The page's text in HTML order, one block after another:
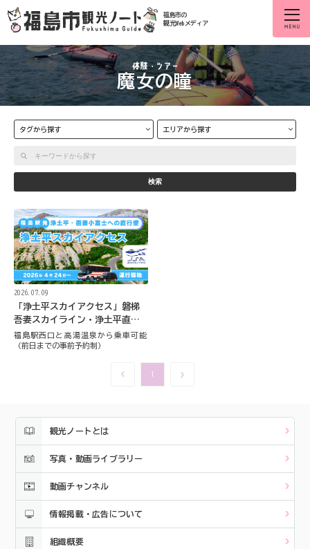
福島市の
観光Webメディア
魔女の瞳
タグから探す エリアから探す
検索
2026.07.09
「浄土平スカイアクセス」磐梯
吾妻スカイライン・浄土平直行
便
福島駅西口と高湯温泉から乗車可能
（前日までの事前予約制）
1
観光ノートとは
写真・動画ライブラリー
動画チャンネル
情報掲載・広告について
組織概要